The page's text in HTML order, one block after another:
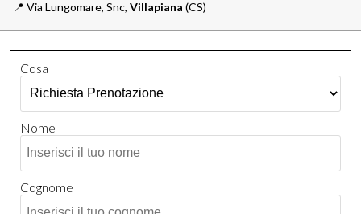
📍️ Via Lungomare, Snc, Villapiana (CS)
Cosa
Nome
Cognome